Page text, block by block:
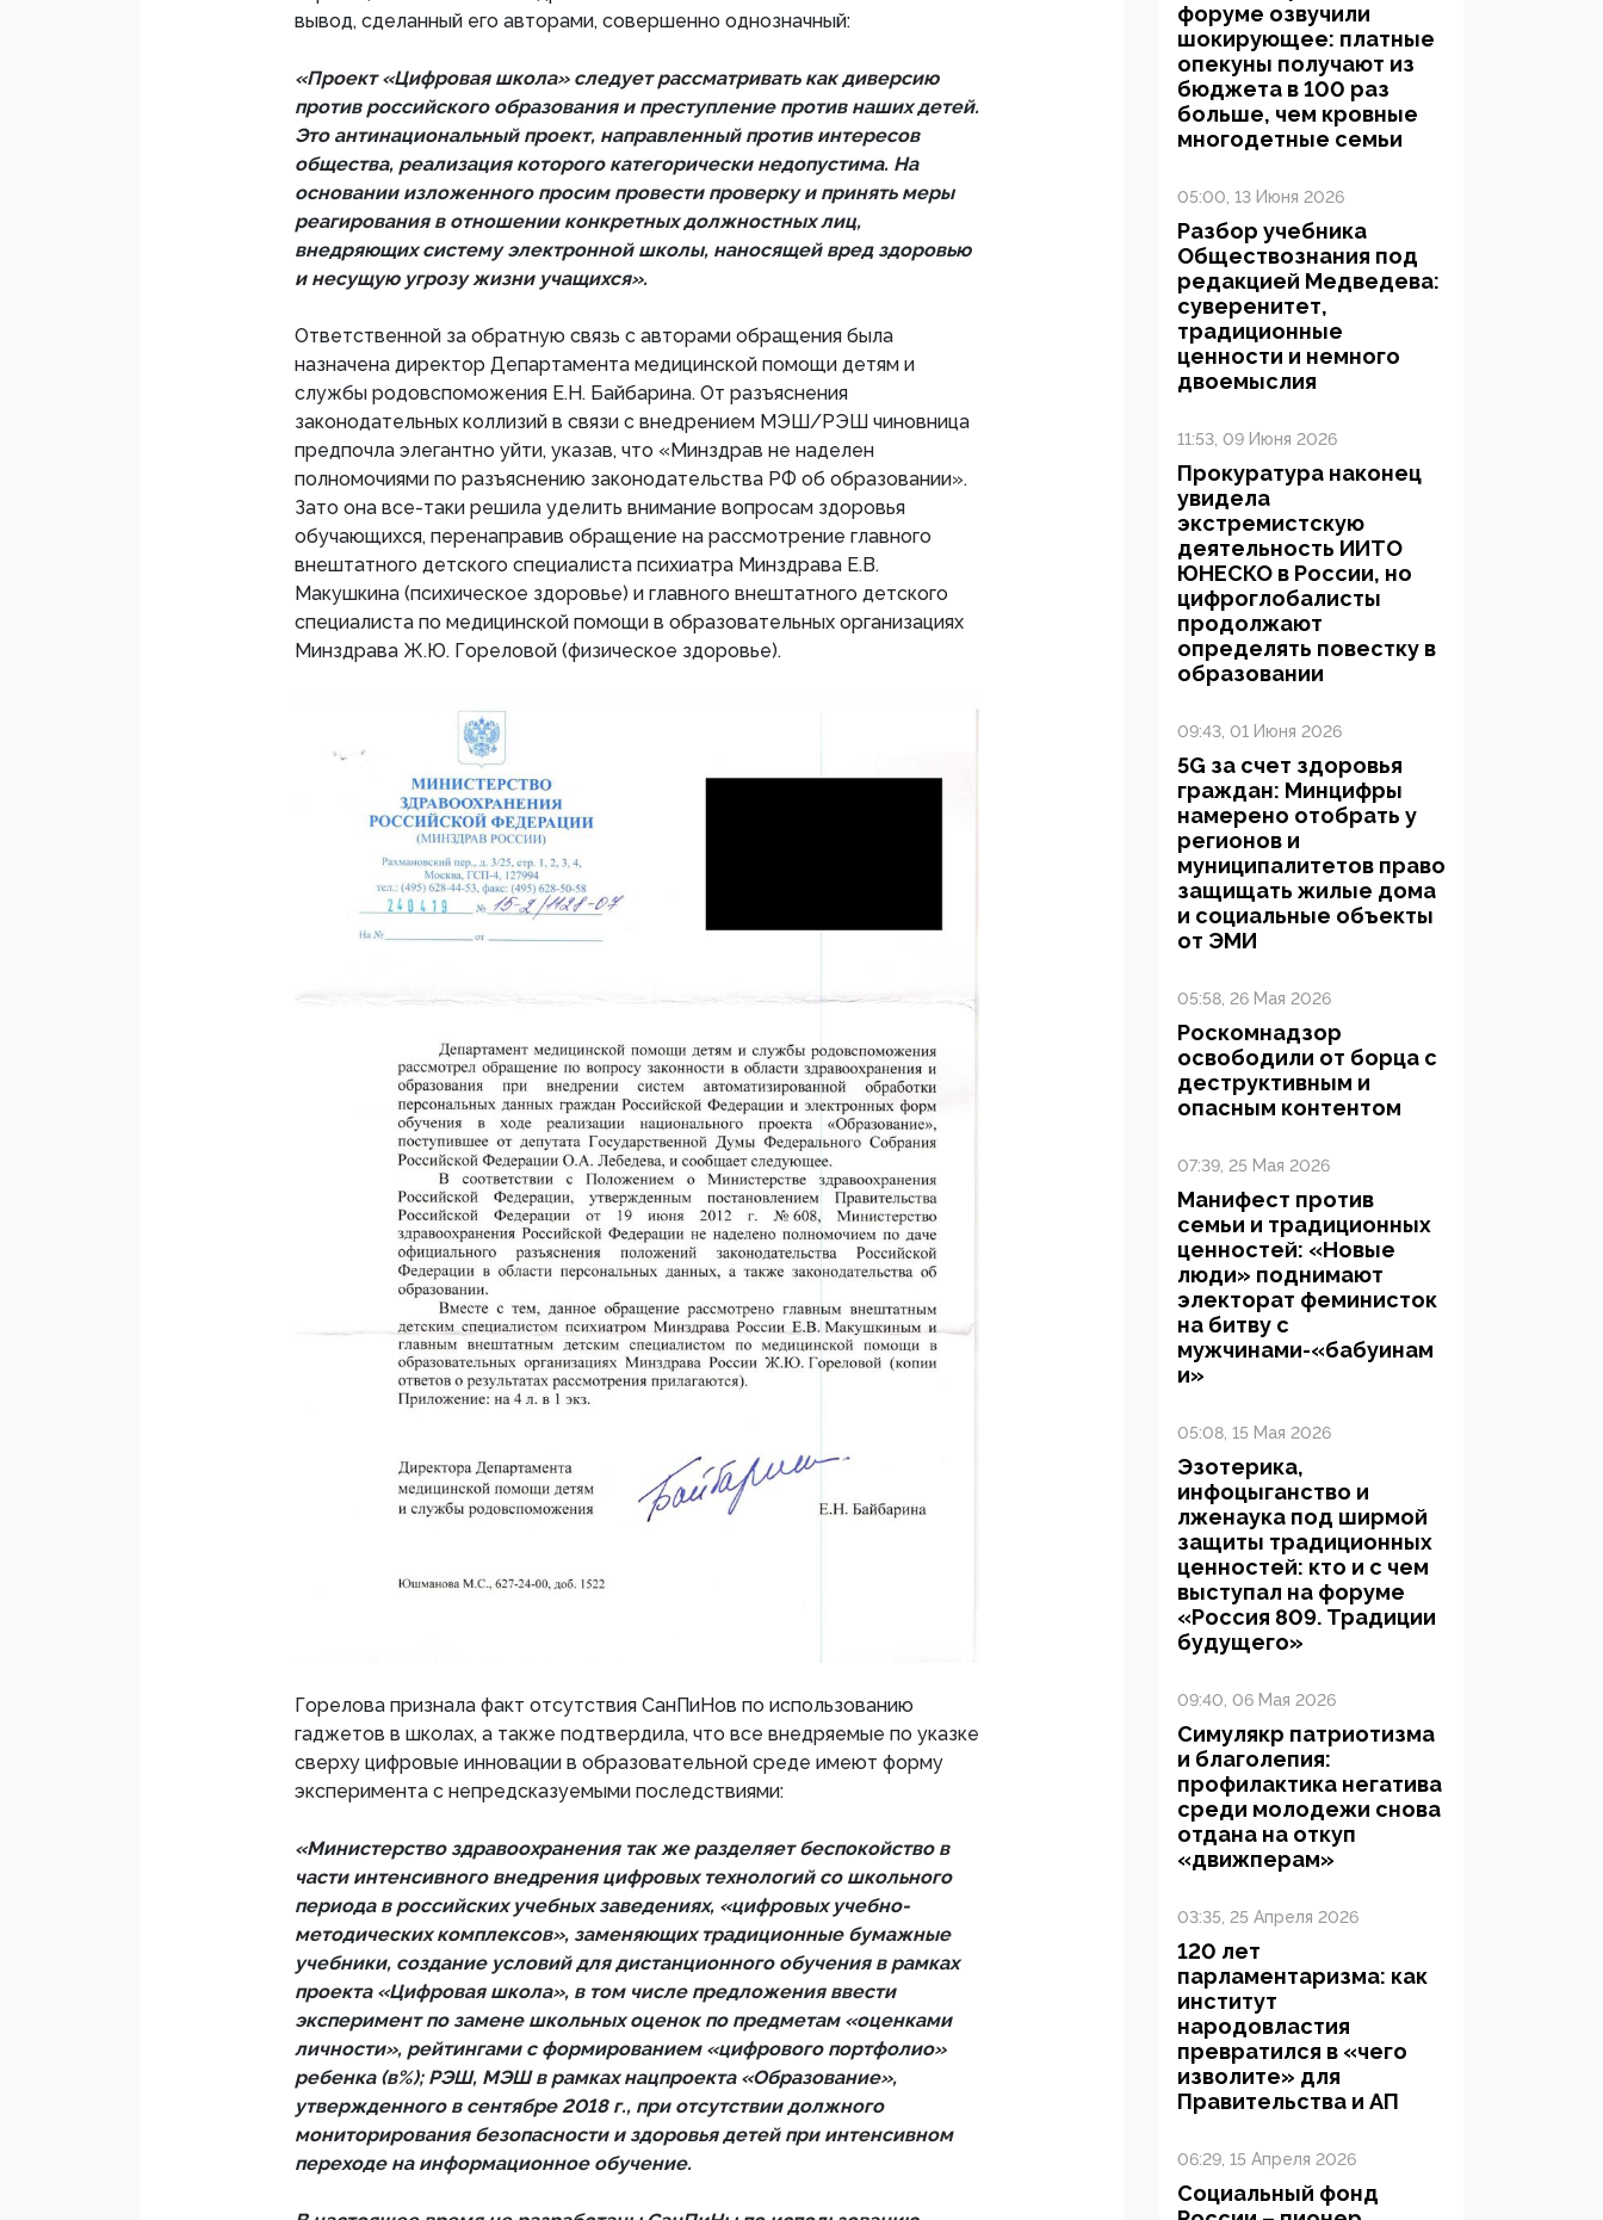
вывод, сделанный его авторами, совершенно однозначный:
«Проект «Цифровая школа» следует рассматривать как диверсию
против российского образования и преступление против наших детей.
Это антинациональный проект, направленный против интересов
общества, реализация которого категорически недопустима. На
основании изложенного просим провести проверку и принять меры
реагирования в отношении конкретных должностных лиц,
внедряющих систему электронной школы, наносящей вред здоровью
и несущую угрозу жизни учащихся».
Ответственной за обратную связь с авторами обращения была
назначена директор Департамента медицинской помощи детям и
службы родовспоможения Е.Н. Байбарина. От разъяснения
законодательных коллизий в связи с внедрением МЭШ/РЭШ чиновница
предпочла элегантно уйти, указав, что «Минздрав не наделен
полномочиями по разъяснению законодательства РФ об образовании».
Зато она все-таки решила уделить внимание вопросам здоровья
обучающихся, перенаправив обращение на рассмотрение главного
внештатного детского специалиста психиатра Минздрава Е.В.
Макушкина (психическое здоровье) и главного внештатного детского
специалиста по медицинской помощи в образовательных организациях
Минздрава Ж.Ю. Гореловой (физическое здоровье).
Горелова признала факт отсутствия СанПиНов по использованию
гаджетов в школах, а также подтвердила, что все внедряемые по указке
сверху цифровые инновации в образовательной среде имеют форму
эксперимента с непредсказуемыми последствиями:
«Министерство здравоохранения так же разделяет беспокойство в
части интенсивного внедрения цифровых технологий со школьного
периода в российских учебных заведениях, «цифровых учебно-
методических комплексов», заменяющих традиционные бумажные
учебники, создание условий для дистанционного обучения в рамках
проекта «Цифровая школа», в том числе предложения ввести
эксперимент по замене школьных оценок по предметам «оценками
личности», рейтингами с формированием «цифрового портфолио»
ребенка (в%); РЭШ, МЭШ в рамках нацпроекта «Образование»,
утвержденного в сентябре 2018 г., при отсутствии должного
мониторирования безопасности и здоровья детей при интенсивном
переходе на информационное обучение.
форуме озвучили
шокирующее: платные
опекуны получают из
бюджета в 100 раз
больше, чем кровные
многодетные семьи
05:00, 13 Июня 2026
Разбор учебника
Обществознания под
редакцией Медведева:
суверенитет,
традиционные
ценности и немного
двоемыслия
11:53, 09 Июня 2026
Прокуратура наконец
увидела
экстремистскую
деятельность ИИТО
ЮНЕСКО в России, но
цифроглобалисты
продолжают
определять повестку в
образовании
09:43, 01 Июня 2026
5G за счет здоровья
граждан: Минцифры
намерено отобрать у
регионов и
муниципалитетов право
защищать жилые дома
и социальные объекты
от ЭМИ
05:58, 26 Мая 2026
Роскомнадзор
освободили от борца с
деструктивным и
опасным контентом
07:39, 25 Мая 2026
Манифест против
семьи и традиционных
ценностей: «Новые
люди» поднимают
электорат феминисток
на битву с
мужчинами-«бабуинам
и»
05:08, 15 Мая 2026
Эзотерика,
инфоцыганство и
лженаука под ширмой
защиты традиционных
ценностей: кто и с чем
выступал на форуме
«Россия 809. Традиции
будущего»
09:40, 06 Мая 2026
Симулякр патриотизма
и благолепия:
профилактика негатива
среди молодежи снова
отдана на откуп
«движперам»
03:35, 25 Апреля 2026
120 лет
парламентаризма: как
институт
народовластия
превратился в «чего
изволите» для
Правительства и АП
06:29, 15 Апреля 2026
Социальный фонд